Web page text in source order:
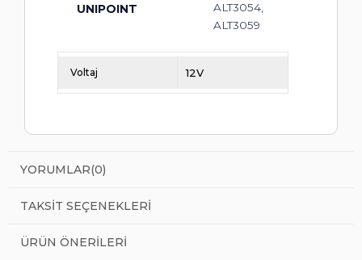
UNIPOINT
ALT3054,
ALT3059
Voltaj 12V
YORUMLAR(0)
TAKSIT SEÇENEKLERI
ÜRÜN ÖNERILERI